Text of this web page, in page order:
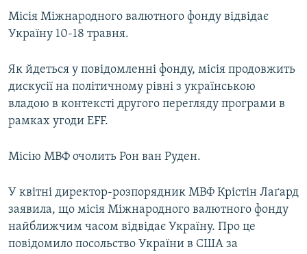
Усі сайти RFE/RL
Місія Міжнародного валютного фонду відвідає
Україну 10-18 травня.
Як йдеться у повідомленні фонду, місія продовжить
дискусії на політичному рівні з українською
владою в контексті другого перегляду програми в
рамках угоди EFF.
Місію МВФ очолить Рон ван Руден.
У квітні директор-розпорядник МВФ Крістін Лаґард
заявила, що місія Міжнародного валютного фонду
найближчим часом відвідає Україну. Про це
повідомило посольство України в США за